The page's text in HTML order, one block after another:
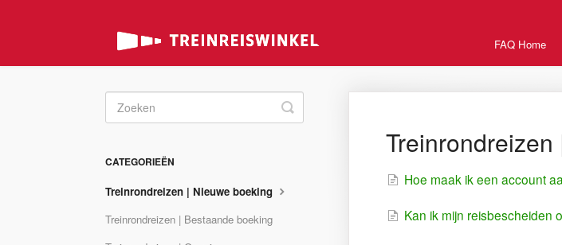
FAQ Home
Hoe maak ik een account
Kan ik mijn reisbescheiden
Toggle
Search
CATEGORIEËN
Treinrondreizen | Nieuwe boeking
Treinrondreizen | Bestaande boeking